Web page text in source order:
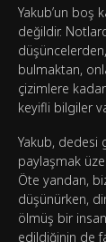
Yakub’un boş
değildir.
bulmaktan,
çizimlere
keyifli bilgiler
Yakub, dedesi
paylaşmak
Öte yandan,
düşünürken,
ölmüş bir
edildiğinin de